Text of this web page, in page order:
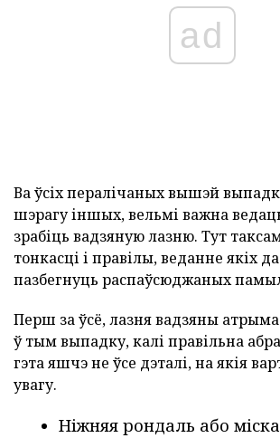
ad
Ва ўсіх пералічаных вышэй
шэрагу іншых, вельмі важна
зрабіць вадзяную лазню. Тут
тонкасці і правілы, веданне якіх
пазбегнуць распаўсюджаных
Перш за ўсё, лазня вадзяны
ў тым выпадку, калі правільна
гэта яшчэ не ўсе дэталі, на якія
увагу.
Ніжняя рондаль або